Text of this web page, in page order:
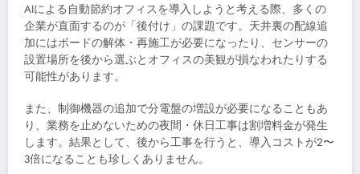
AIによる自動節約オフィスを導入しようと考える際、多くの
企業が直面するのが「後付け」の課題です。天井裏の配線追
加にはボードの解体・再施工が必要になったり、センサーの
設置場所を後から選ぶとオフィスの美観が損なわれたりする
可能性があります。
また、制御機器の追加で分電盤の増設が必要になることもあ
り、業務を止めないための夜間・休日工事は割増料金が発生
します。結果として、後から工事を行うと、導入コストが2〜
3倍になることも珍しくありません。